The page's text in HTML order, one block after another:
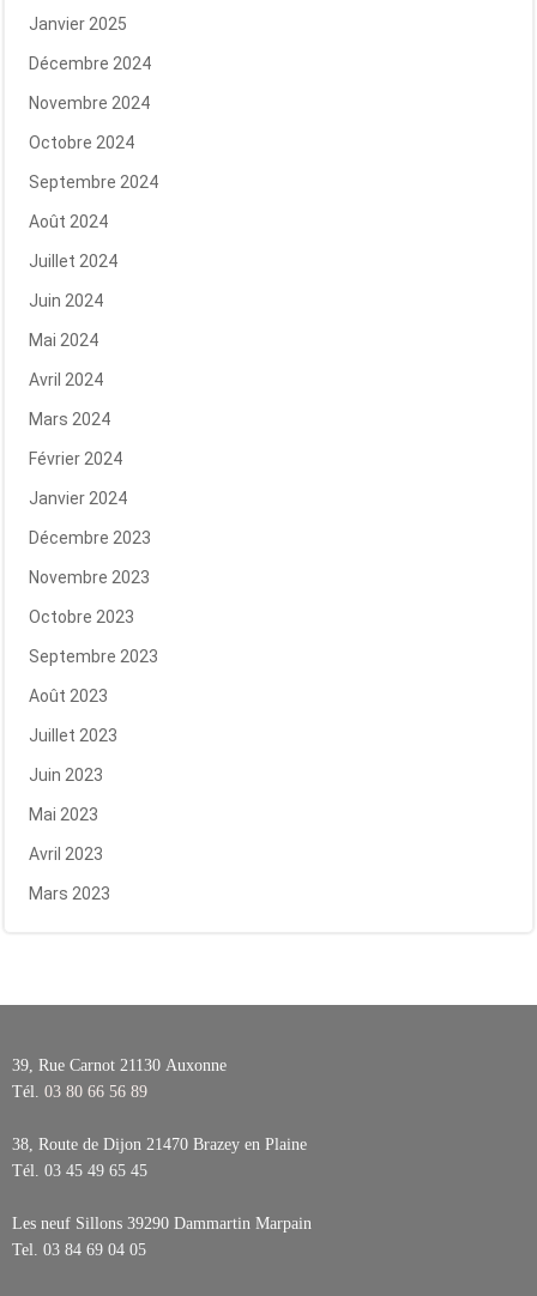
Janvier 2025
Décembre 2024
Novembre 2024
Octobre 2024
Septembre 2024
Août 2024
Juillet 2024
Juin 2024
Mai 2024
Avril 2024
Mars 2024
Février 2024
Janvier 2024
Décembre 2023
Novembre 2023
Octobre 2023
Septembre 2023
Août 2023
Juillet 2023
Juin 2023
Mai 2023
Avril 2023
Mars 2023
39, Rue Carnot 21130 Auxonne
Tél. 03 80 66 56 89
38, Route de Dijon 21470 Brazey en Plaine
Tél. 03 45 49 65 45
Les neuf Sillons 39290 Dammartin Marpain
Tel. 03 84 69 04 05